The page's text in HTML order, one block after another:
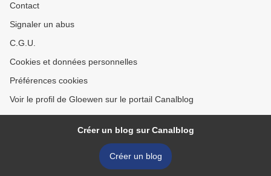
Contact
Signaler un abus
C.G.U.
Cookies et données personnelles
Préférences cookies
Voir le profil de Gloewen sur le portail Canalblog
Créer un blog sur Canalblog
Créer un blog